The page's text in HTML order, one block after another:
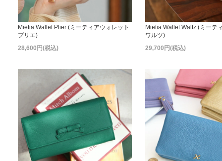
Mietia Wallet Plier (ミーティアウォレット
プリエ)
28,600円(税込)
Mietia Wallet Waltz (ミーテ
ワルツ)
29,700円(税込)